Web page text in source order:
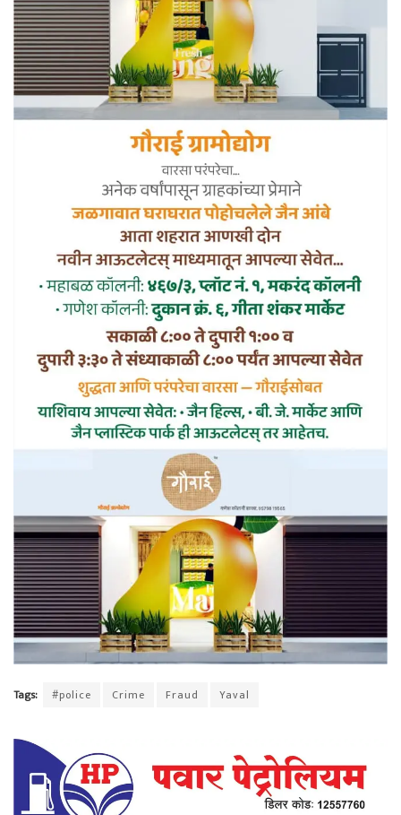
Tags: #police Crime Fraud Yaval